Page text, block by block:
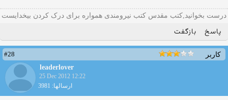
درست بخوانید,کتب مقدس کتب نیرومندی همواره برای درک کردن بیخدایست
پاسخ بازگفت
کاربر
#28
leaderlover
25 Dec 2012 12:22
ارسالها: 3981